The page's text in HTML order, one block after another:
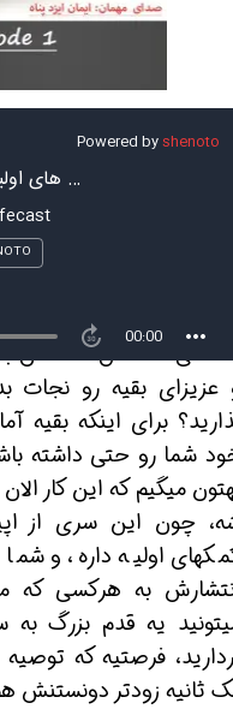
نکات خیلی ساده
که اتفاق
عزیزای بقیه رو نجات
برای اینکه
شما رو حتی داشته
میگیم که این کار
چون این سری از
اولیه داره، و
به هرکسی که
یه قدم بزرگ
فرصتیه که
ثانیه زودتر دونستنش